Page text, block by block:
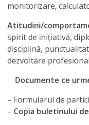
monitorizare,
Atitudini/
spirit de iniţiativă,
disciplină,
dezvoltare
Documente ce
– Formularul de
– Copia buletinului